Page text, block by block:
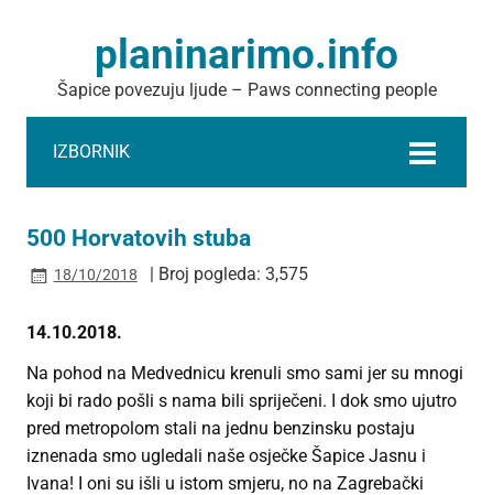
planinarimo.info
Šapice povezuju ljude – Paws connecting people
IZBORNIK
500 Horvatovih stuba
18/10/2018 | Broj pogleda: 3,575
14.10.2018.
Na pohod na Medvednicu krenuli smo sami jer su mnogi
koji bi rado pošli s nama bili spriječeni. I dok smo ujutro
pred metropolom stali na jednu benzinsku postaju
iznenada smo ugledali naše osječke Šapice Jasnu i
Ivana! I oni su išli u istom smjeru, no na Zagrebački